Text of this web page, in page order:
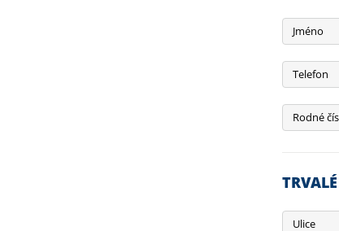
Jméno
Telefon
Rodné
Ulice